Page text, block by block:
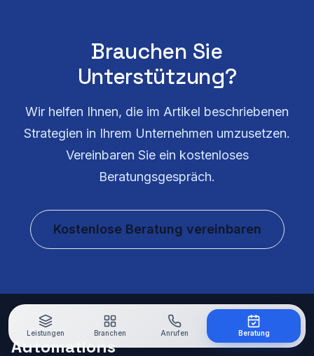
Brauchen Sie
Unterstützung?
Wir helfen Ihnen, die im Artikel beschriebenen
Strategien in Ihrem Unternehmen umzusetzen.
Vereinbaren Sie ein kostenloses
Beratungsgespräch.
Kostenlose Beratung vereinbaren
Automations
Leistungen Branchen Anrufen Beratung